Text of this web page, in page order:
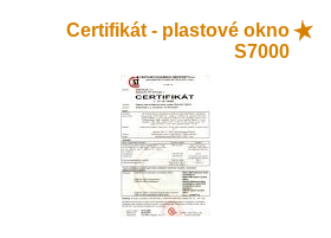
Certifikát - plastové okno
S7000